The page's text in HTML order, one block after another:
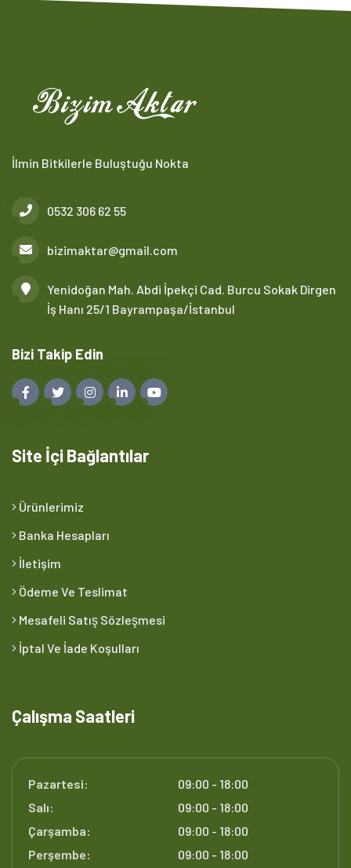
İlmin Bitkilerle Buluştuğu Nokta
0532 306 62 55
bizimaktar@gmail.com
Yenidoğan Mah. Abdi İpekçi Cad. Burcu Sokak Dirgen
İş Hanı 25/1 Bayrampaşa/İstanbul
Bizi Takip Edin
Site İçi Bağlantılar
Ürünlerimiz
Banka Hesapları
İletişim
Ödeme Ve Teslimat
Mesafeli Satış Sözleşmesi
İptal Ve İade Koşulları
Çalışma Saatleri
Pazartesi:
09:00 - 18:00
Salı:
09:00 - 18:00
Çarşamba:
09:00 - 18:00
Perşembe:
09:00 - 18:00